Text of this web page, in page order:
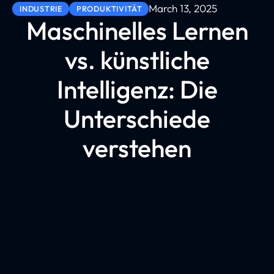
INDUSTRIE PRODUKTIVITÄT March 13, 2025
Maschinelles Lernen
vs. künstliche
Intelligenz: Die
Unterschiede
verstehen